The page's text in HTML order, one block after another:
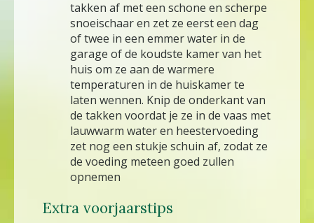
takken af met een schone en scherpe
snoeischaar en zet ze eerst een dag
of twee in een emmer water in de
garage of de koudste kamer van het
huis om ze aan de warmere
temperaturen in de huiskamer te
laten wennen. Knip de onderkant van
de takken voordat je ze in de vaas met
lauwwarm water en heestervoeding
zet nog een stukje schuin af, zodat ze
de voeding meteen goed zullen
opnemen
Extra voorjaarstips